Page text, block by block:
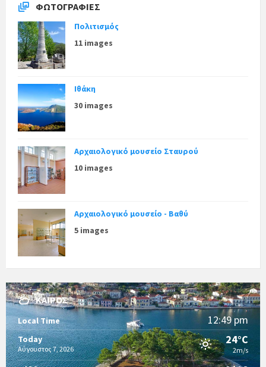
ΦΩΤΟΓΡΑΦΊΕΣ
Πολιτισμός
11 images
Ιθάκη
30 images
Αρχαιολογικό μουσείο Σταυρού
10 images
Αρχαιολογικό μουσείο - Βαθύ
5 images
ΚΑΙΡΌΣ
Local Time 12:49 pm
Today
Αύγουστος 7, 2026
24°C
2m/s